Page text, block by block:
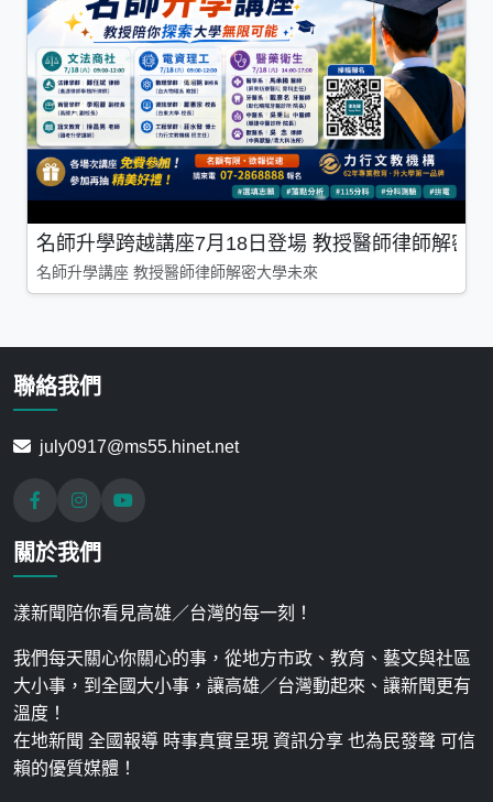
名師升學跨越講座7月18日登場 教授醫師律師解密
名師升學講座 教授醫師律師解密大學未來
聯絡我們
july0917@ms55.hinet.net
關於我們
漾新聞陪你看見高雄／台灣的每一刻！
我們每天關心你關心的事，從地方市政、教育、藝文與社區
大小事，到全國大小事，讓高雄／台灣動起來、讓新聞更有
溫度！
在地新聞 全國報導 時事真實呈現 資訊分享 也為民發聲 可信
賴的優質媒體！